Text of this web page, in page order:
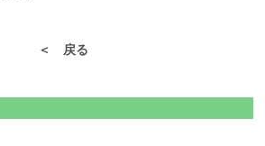
＜ 戻る